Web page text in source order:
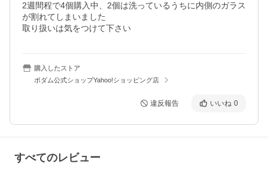
2週間程で4個購入中、2個は洗っているうちに内側のガラス
が割れてしまいました
取り扱いは気をつけて下さい
購入したストア
ボダム公式ショップYahoo!ショッピング店
違反報告 いいね 0
すべてのレビュー